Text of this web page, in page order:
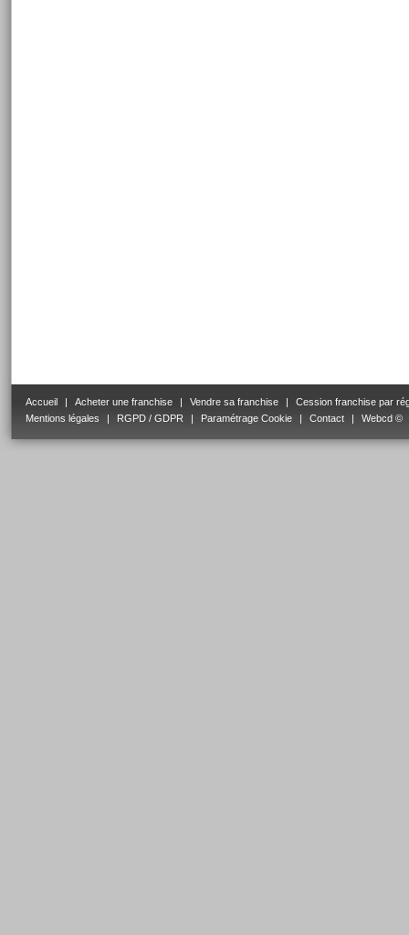
Accueil | Acheter une franchise | Vendre sa franchise |
Cession franchise par
Mentions légales
| RGPD / GDPR | Paramétrage Cookie | Contact | Webcd ©